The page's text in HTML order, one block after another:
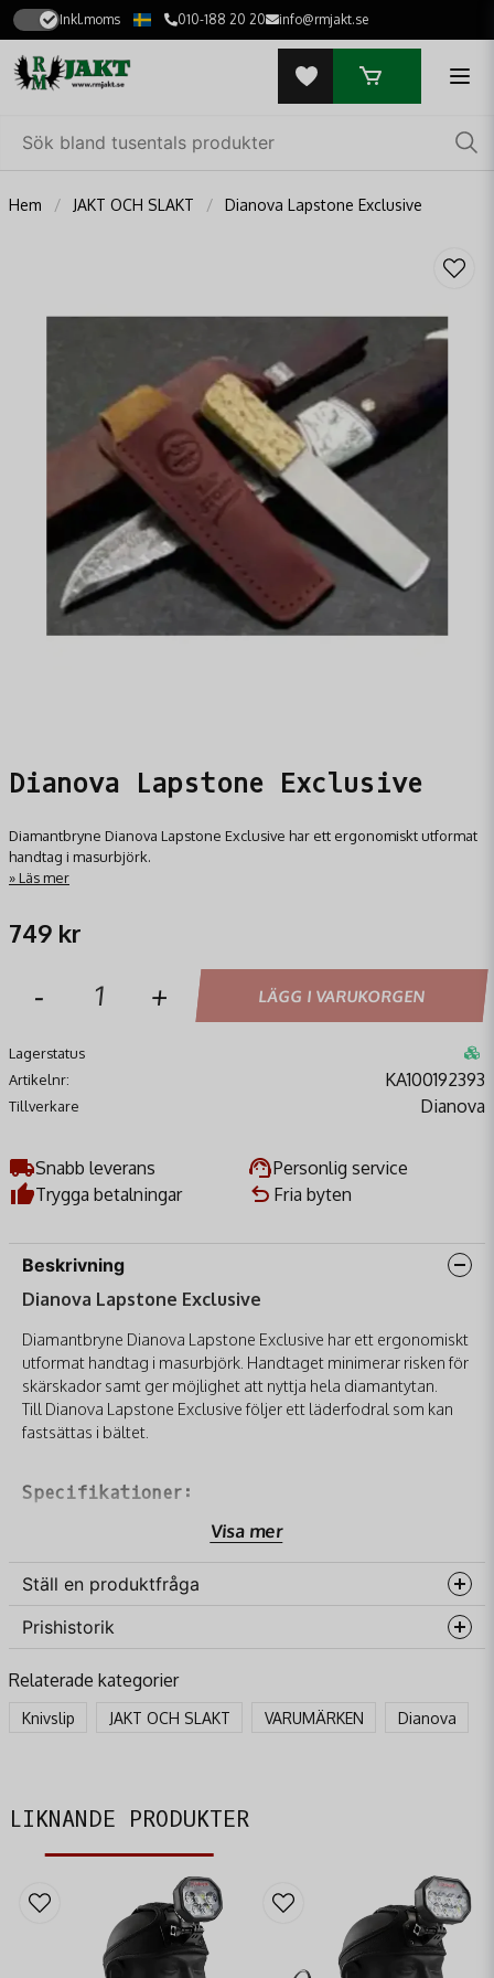
Inkl.moms 010-188 20 20 info@rmjakt.se
Hem JAKT OCH SLAKT Dianova Lapstone Exclusive
Dianova Lapstone Exclusive
Diamantbryne Dianova Lapstone Exclusive har ett ergonomiskt utformat
handtag i masurbjörk.
Läs mer
749 kr
- + LÄGG I VARUKORGEN
Lagerstatus
Artikelnr:
KA100192393
Tillverkare Dianova
Snabb leverans
Personlig service
Trygga betalningar
Fria byten
Beskrivning
Dianova Lapstone Exclusive
Diamantbryne Dianova Lapstone Exclusive har ett ergonomiskt
utformat handtag i masurbjörk. Handtaget minimerar risken för
skärskador samt ger möjlighet att nyttja hela diamantytan.
Till Dianova Lapstone Exclusive följer ett läderfodral som kan
fastsättas i bältet.
Specifikationer:
Diamantyta: 75×20 mm
Visa mer
Ställ en produktfråga
question
Fråga oss något om denna produkten...
Mejladress
Ja, ni får publicera min fråga
Prishistorik
Relaterade kategorier
Knivslip JAKT OCH SLAKT VARUMÄRKEN Dianova
LIKNANDE PRODUKTER